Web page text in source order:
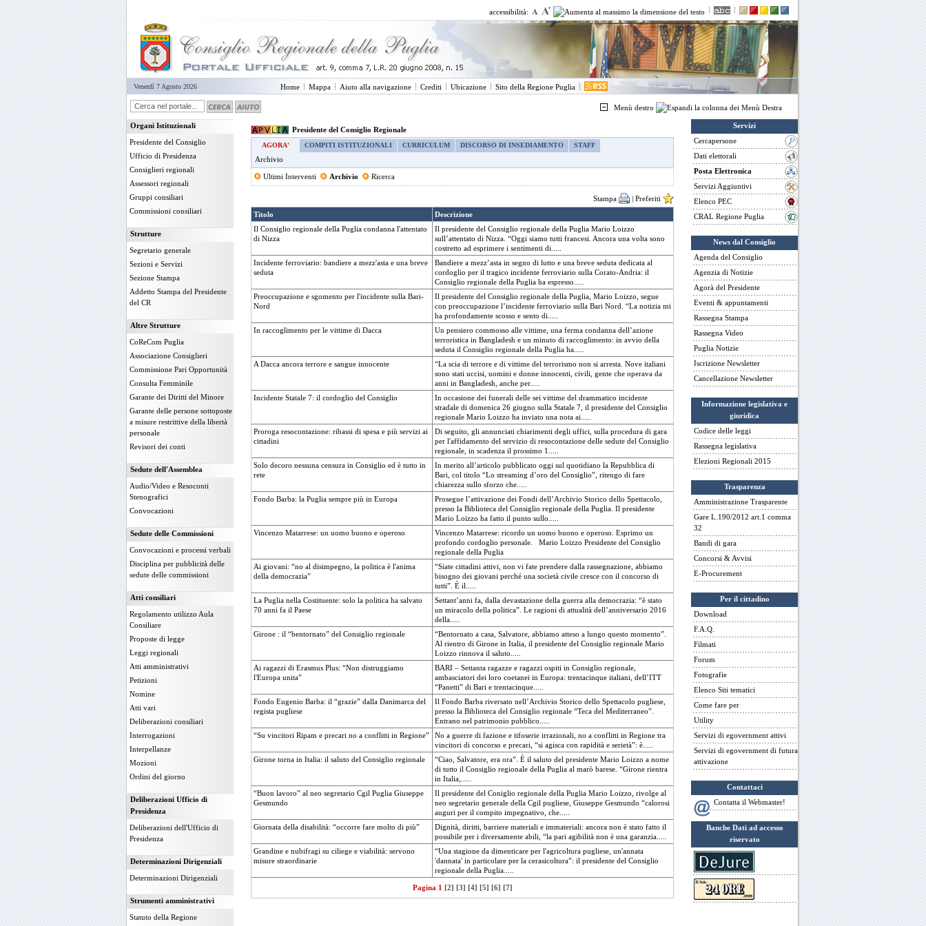
accessibilità:
Venerdì 7 Agosto 2026 Home Mappa Aiuto alla navigazione Crediti Ubicazione Sito della Regione Puglia
Menù destro
Organi Istituzionali
Presidente del Consiglio
Ufficio di Presidenza
Consiglieri regionali
Assessori regionali
Gruppi consiliari
Commissioni consiliari
Strutture
Segretario generale
Sezioni e Servizi
Sezione Stampa
Addetto Stampa del Presidente
del CR
Altre Strutture
CoReCom Puglia
Associazione Consiglieri
Commissione Pari Opportunità
Consulta Femminile
Garante dei Diritti del Minore
Garante delle persone sottoposte
a misure restrittive della libertà
personale
Revisori dei conti
Sedute dell'Assemblea
Audio/Video e Resoconti
Stenografici
Convocazioni
Sedute delle Commissioni
Convocazioni e processi verbali
Disciplina per pubblicità delle
sedute delle commissioni
Atti consiliari
Regolamento utilizzo Aula
Consiliare
Proposte di legge
Leggi regionali
Atti amministrativi
Petizioni
Nomine
Atti vari
Deliberazioni consiliari
Interrogazioni
Interpellanze
Mozioni
Ordini del giorno
Deliberazioni Ufficio di
Presidenza
Deliberazioni dell'Ufficio di
Presidenza
Determinazioni Dirigenziali
Determinazioni Dirigenziali
Strumenti amministrativi
Statuto della Regione
Presidente del Consiglio Regionale
AGORA' COMPITI ISTITUZIONALI CURRICULUM DISCORSO DI INSEDIAMENTO STAFF
Archivio
Ultimi Interventi Archivio Ricerca
Stampa | Preferiti
Titolo
Descrizione
Il Consiglio regionale della Puglia condanna l'attentato
di Nizza
Il presidente del Consiglio regionale della Puglia Mario Loizzo
sull’attentato di Nizza. “Oggi siamo tutti francesi. Ancora una volta sono
costretto ad esprimere i sentimenti di.....
Incidente ferroviario: bandiere a mezz'asta e una breve
seduta
Bandiere a mezz’asta in segno di lutto e una breve seduta dedicata al
cordoglio per il tragico incidente ferroviario sulla Corato-Andria: il
Consiglio regionale della Puglia ha espresso.....
Preoccupazione e sgomento per l'incidente sulla Bari-
Nord
Il presidente del Consiglio regionale della Puglia, Mario Loizzo, segue
con preoccupazione l’incidente ferroviario sulla Bari Nord. “La notizia mi
ha profondamente scosso e sento di.....
In raccoglimento per le vittime di Dacca
Un pensiero commosso alle vittime, una ferma condanna dell’azione
terroristica in Bangladesh e un minuto di raccoglimento: in avvio della
seduta il Consiglio regionale della Puglia ha.....
A Dacca ancora terrore e sangue innocente
“La scia di terrore e di vittime del terrorismo non si arresta. Nove italiani
sono stati uccisi, uomini e donne innocenti, civili, gente che operava da
anni in Bangladesh, anche per.....
Incidente Statale 7: il cordoglio del Consiglio
In occasione dei funerali delle sei vittime del drammatico incidente
stradale di domenica 26 giugno sulla Statale 7, il presidente del Consiglio
regionale Mario Loizzo ha inviato una nota ai.....
Proroga resocontazione: ribassi di spesa e più servizi ai
cittadini
Di seguito, gli annunciati chiarimenti degli uffici, sulla procedura di gara
per l'affidamento del servizio di resocontazione delle sedute del Consiglio
regionale, in scadenza il prossimo 1.....
Solo decoro nessuna censura in Consiglio ed è tutto in
rete
In merito all’articolo pubblicato oggi sul quotidiano la Repubblica di
Bari, col titolo “Lo streaming d’oro del Consiglio”, ritengo di fare
chiarezza sullo sforzo che.....
Fondo Barba: la Puglia sempre più in Europa
Prosegue l’attivazione dei Fondi dell’Archivio Storico dello Spettacolo,
presso la Biblioteca del Consiglio regionale della Puglia. Il presidente
Mario Loizzo ha fatto il punto sullo.....
Vincenzo Matarrese: un uomo buono e operoso
Vincenzo Matarrese: ricordo un uomo buono e operoso. Esprimo un
profondo cordoglio personale. Mario Loizzo Presidente del Consiglio
regionale della Puglia
Ai giovani: “no al disimpegno, la politica è l'anima
della democrazia”
“Siate cittadini attivi, non vi fate prendere dalla rassegnazione, abbiamo
bisogno dei giovani perché una società civile cresce con il concorso di
tutti”. È il.....
La Puglia nella Costituente: solo la politica ha salvato
70 anni fa il Paese
Settant’anni fa, dalla devastazione della guerra alla democrazia: “è stato
un miracolo della politica”. Le ragioni di attualità dell’anniversario 2016
della.....
Girone : il “bentornato” del Consiglio regionale
“Bentornato a casa, Salvatore, abbiamo atteso a lungo questo momento”.
Al rientro di Girone in Italia, il presidente del Consiglio regionale Mario
Loizzo rinnova il saluto.....
Ai ragazzi di Erasmus Plus: “Non distruggiamo
l'Europa unita”
BARI – Settanta ragazze e ragazzi ospiti in Consiglio regionale,
ambasciatori dei loro coetanei in Europa: trentacinque italiani, dell’ITT
“Panetti” di Bari e trentacinque.....
Fondo Eugenio Barba: il “grazie” dalla Danimarca del
regista pugliese
Il Fondo Barba riversato nell’Archivio Storico dello Spettacolo pugliese,
presso la Biblioteca del Consiglio regionale “Teca del Mediterraneo”.
Entrano nel patrimonio pubblico.....
“Su vincitori Ripam e precari no a conflitti in Regione”
No a guerre di fazione e tifoserie irrazionali, no a conflitti in Regione tra
vincitori di concorso e precari, “si agisca con rapidità e serietà”: è.....
Girone torna in Italia: il saluto del Consiglio regionale
“Ciao, Salvatore, era ora”. È il saluto del presidente Mario Loizzo a nome
di tutto il Consiglio regionale della Puglia al marò barese. “Girone rientra
in Italia,.....
“Buon lavoro” al neo segretario Cgil Puglia Giuseppe
Gesmundo
Il presidente del Coniglio regionale della Puglia Mario Loizzo, rivolge al
neo segretario generale della Cgil pugliese, Giuseppe Gesmundo “calorosi
auguri per il compito impegnativo, che.....
Giornata della disabilità: “occorre fare molto di più”
Dignità, diritti, barriere materiali e immateriali: ancora non è stato fatto il
possibile per i diversamente abili, “la pari agibilità non è una garanzia.....
Grandine e nubifragi su ciliege e viabilità: servono
misure straordinarie
“Una stagione da dimenticare per l'agricoltura pugliese, un'annata
'dannata' in particolare per la cerasicoltura”: il presidente del Consiglio
regionale della Puglia.....
Pagina 1 [2] [3] [4] [5] [6] [7]
Servizi
Cercapersone
Dati elettorali
Posta Elettronica
Servizi Aggiuntivi
Elenco PEC
CRAL Regione Puglia
News dal Consiglio
Agenda del Consiglio
Agenzia di Notizie
Agorà del Presidente
Eventi & appuntamenti
Rassegna Stampa
Rassegna Video
Puglia Notizie
Iscrizione Newsletter
Cancellazione Newsletter
Informazione legislativa e
giuridica
Codice delle leggi
Rassegna legislativa
Elezioni Regionali 2015
Trasparenza
Amministrazione Trasparente
Gare L.190/2012 art.1 comma
32
Bandi di gara
Concorsi & Avvisi
E-Procurement
Per il cittadino
Download
F.A.Q.
Filmati
Forum
Fotografie
Elenco Siti tematici
Come fare per
Utility
Servizi di egovernment attivi
Servizi di egovernment di futura
attivazione
Contattaci
Contatta il Webmaster!
Banche Dati ad accesso
riservato